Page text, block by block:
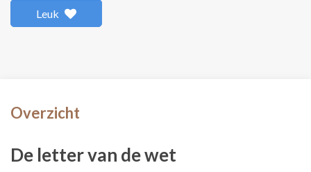
Leuk
Overzicht
De letter van de wet